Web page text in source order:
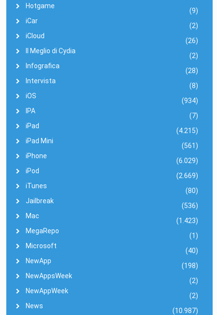
Hotgame
(9)
iCar
(2)
iCloud
(26)
Il Meglio di Cydia
(2)
Infografica
(28)
Intervista
(8)
iOS
(934)
IPA
(7)
iPad
(4.215)
iPad Mini
(561)
iPhone
(6.029)
iPod
(2.669)
iTunes
(80)
Jailbreak
(536)
Mac
(1.423)
MegaRepo
(1)
Microsoft
(40)
NewApp
(198)
NewAppsWeek
(2)
NewAppWeek
(2)
News
(10.987)